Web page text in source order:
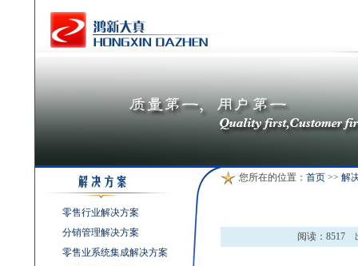
零售行业解决方案
分销管理解决方案
零售业系统集成解决方案
您所在的位置： 首页>> 解
阅读： 8517